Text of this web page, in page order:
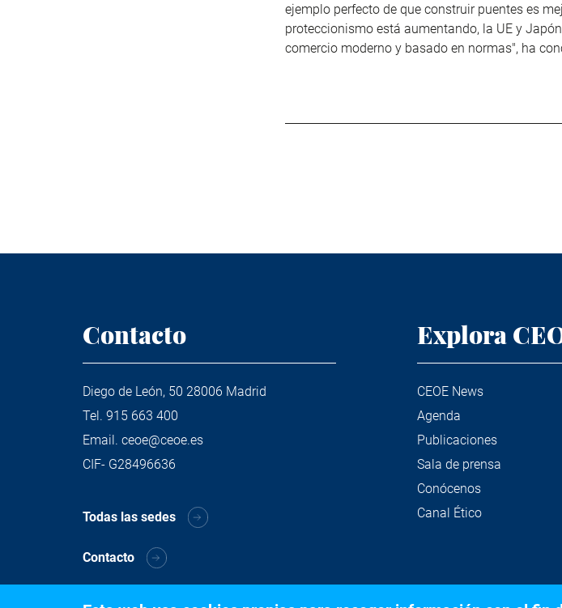
ejemplo perfecto de que construir puentes es
proteccionismo está aumentando, la UE y
comercio moderno y basado en normas", ha
Contacto
Diego de León, 50 28006 Madrid
Tel. 915 663 400
Email. ceoe@ceoe.es
CIF- G28496636
Todas las sedes
Contacto
Explora
CEOE News
Agenda
Publicaciones
Sala de prensa
Conócenos
Canal Ético